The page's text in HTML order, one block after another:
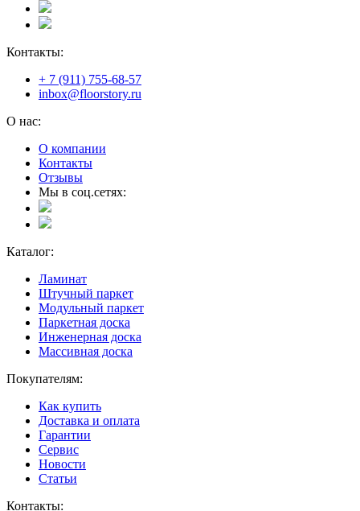
Контакты:
+ 7 (911) 755-68-57
inbox@floorstory.ru
О нас:
О компании
Контакты
Отзывы
Мы в соц.сетях:
Каталог:
Ламинат
Штучный паркет
Модульный паркет
Паркетная доска
Инженерная доска
Массивная доска
Покупателям:
Как купить
Доставка и оплата
Гарантии
Сервис
Новости
Статьи
Контакты: